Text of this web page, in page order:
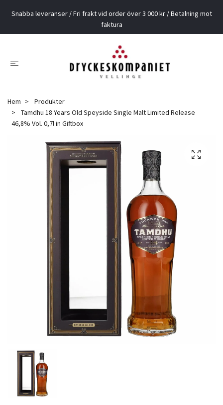
Snabba leveranser / Fri frakt vid order över 3 000 kr / Betalning mot
faktura
Hem
Produkter
Tamdhu 18 Years Old Speyside Single Malt Limited Release
46,8% Vol. 0,7l in Giftbox